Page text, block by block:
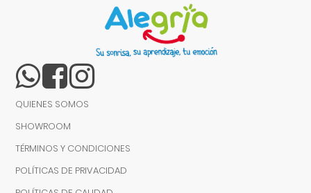
QUIENES SOMOS
SHOWROOM
TÉRMINOS Y CONDICIONES
POLÍTICAS DE PRIVACIDAD